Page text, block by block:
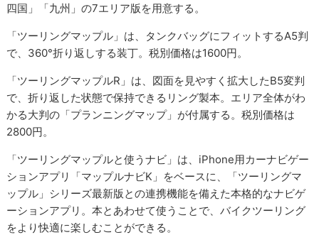
四国」「九州」の7エリア版を用意する。
「ツーリングマップル」は、タンクバッグにフィットするA5判
で、360°折り返しする装丁。税別価格は1600円。
「ツーリングマップルR」は、図面を見やすく拡大したB5変判
で、折り返した状態で保持できるリング製本。エリア全体がわ
かる大判の「プランニングマップ」が付属する。税別価格は
2800円。
「ツーリングマップルと使うナビ」は、iPhone用カーナビゲー
ションアプリ「マップルナビK」をベースに、「ツーリングマ
ップル」シリーズ最新版との連携機能を備えた本格的なナビゲ
ーションアプリ。本とあわせて使うことで、バイクツーリング
をより快適に楽しむことができる。